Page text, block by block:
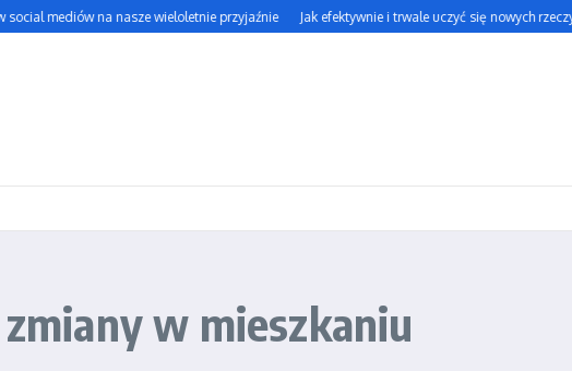
social mediów na nasze wieloletnie przyjaźnie Jak efektywnie i trwale uczyć się nowych rzeczy?
w mieszkaniu